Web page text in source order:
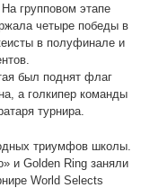
групповом этапе
четыре победы в
в полуфинале и
был поднят флаг
а голкипер команды
турнира.
триумфов школы.
и Golden Ring заняли
World Selects